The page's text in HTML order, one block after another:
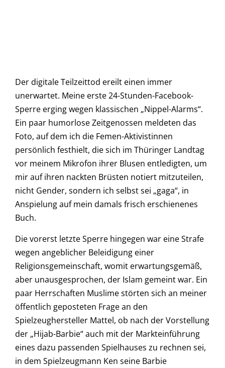
Der digitale Teilzeittod ereilt einen immer
unerwartet. Meine erste 24-Stunden-Facebook-
Sperre erging wegen klassischen „Nippel-Alarms“.
Ein paar humorlose Zeitgenossen meldeten das
Foto, auf dem ich die Femen-Aktivistinnen
persönlich festhielt, die sich im Thüringer Landtag
vor meinem Mikrofon ihrer Blusen entledigten, um
mir auf ihren nackten Brüsten notiert mitzuteilen,
nicht Gender, sondern ich selbst sei „gaga“, in
Anspielung auf mein damals frisch erschienenes
Buch.
Die vorerst letzte Sperre hingegen war eine Strafe
wegen angeblicher Beleidigung einer
Religionsgemeinschaft, womit erwartungsgemäß,
aber unausgesprochen, der Islam gemeint war. Ein
paar Herrschaften Muslime störten sich an meiner
öffentlich geposteten Frage an den
Spielzeughersteller Mattel, ob nach der Vorstellung
der „Hijab-Barbie“ auch mit der Markteinführung
eines dazu passenden Spielhauses zu rechnen sei,
in dem Spielzeugmann Ken seine Barbie